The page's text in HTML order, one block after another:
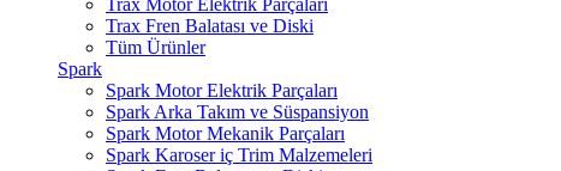
Trax Motor Elektrik Parçaları
Trax Fren Balatası ve Diski
Tüm Ürünler
Spark
Spark Motor Elektrik Parçaları
Spark Arka Takım ve Süspansiyon
Spark Motor Mekanik Parçaları
Spark Karoser iç Trim Malzemeleri